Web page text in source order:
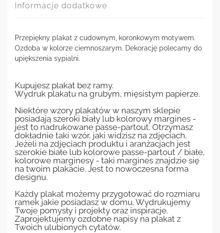
Informacje dodatkowe
Przepiękny plakat z cudownym, koronkowym motywem.
Ozdoba w kolorze ciemnoszarym. Dekorację polecamy do
upiększenia sypialni.
Kupujesz plakat bez ramy.
Wydruk plakatu na grubym, mięsistym papierze.
Niektóre wzory plakatów w naszym sklepie
posiadają szeroki biały lub kolorowy margines -
jest to nadrukowane passe-partout. Otrzymasz
dokładnie taki wzór, jaki widzisz na zdjęciach.
Jeżeli na zdjęciach produktu i aranżacjach jest
szerokie białe lub kolorowe passe-partout / białe,
kolorowe marginesy - taki margines znajdzie się
na twoim plakacie. Jest to nowoczesna forma
designu.
Każdy plakat możemy przygotować do rozmiaru
ramek jakie posiadasz w domu. Wydrukujemy
Twoje pomysły i projekty oraz inspiracje.
Zaprojektujemy ozdobne napisy na plakat z
Twoich ulubionych cytatów.